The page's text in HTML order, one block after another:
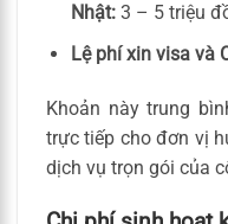
Nhật:3 – 5 triệu
Lệ phí xin visa và
Khoản này trung
trực tiếp cho đơn vị
dịch vụ trọn gói của